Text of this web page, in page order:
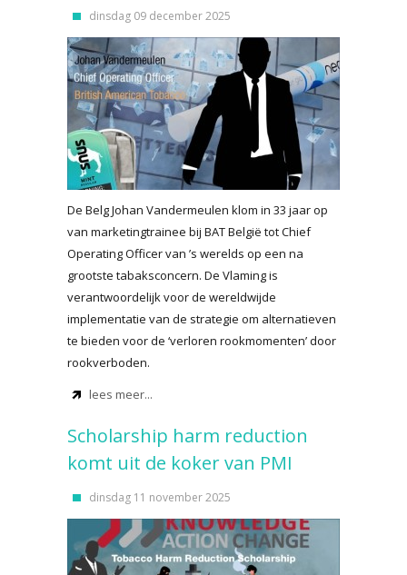
dinsdag 09 december 2025
De Belg Johan Vandermeulen klom in 33 jaar op
van marketingtrainee bij BAT België tot Chief
Operating Officer van ’s werelds op een na
grootste tabaksconcern. De Vlaming is
verantwoordelijk voor de wereldwijde
implementatie van de strategie om alternatieven
te bieden voor de ‘verloren rookmomenten’ door
rookverboden.
lees meer...
Scholarship harm reduction
komt uit de koker van PMI
dinsdag 11 november 2025